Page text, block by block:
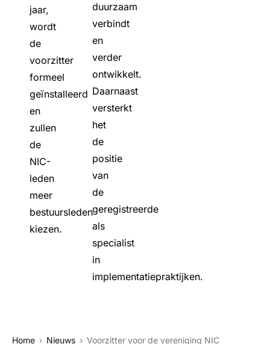
jaar,
wordt
de
voorzitter
formeel
geïnstalleerd
en
zullen
de
NIC-
leden
meer
bestuursleden
kiezen.
duurzaam
verbindt
en
verder
ontwikkelt.
Daarnaast
versterkt
het
de
positie
van
de
geregistreerde
als
specialist
in
implementatiepraktijken.
Home Nieuws Voorzitter voor de vereniging NIC